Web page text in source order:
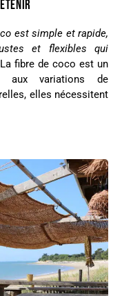
est simple et rapide,
et flexibles qui
fibre de coco est un
aux variations de
elles nécessitent